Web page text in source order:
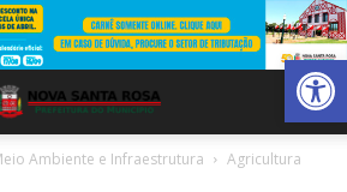
Abrir
Ambiente e Infraestrutura Agricultura